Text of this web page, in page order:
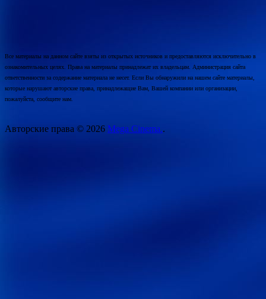
Все материалы на данном сайте взяты из открытых источников и предоставляются исключительно в
ознакомительных целях. Права на материалы принадлежат их владельцам. Администрация сайта
ответственности за содержание материала не несет. Если Вы обнаружили на нашем сайте материалы,
которые нарушают авторские права, принадлежащие Вам, Вашей компании или организации,
пожалуйста, сообщите нам.
Авторские права © 2026 Mega Cinema..